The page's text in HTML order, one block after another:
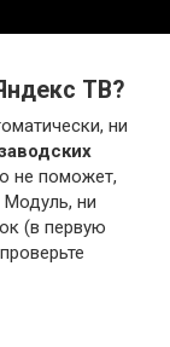
ТВ?
ни
не поможет,
Модуль, ни
(в первую